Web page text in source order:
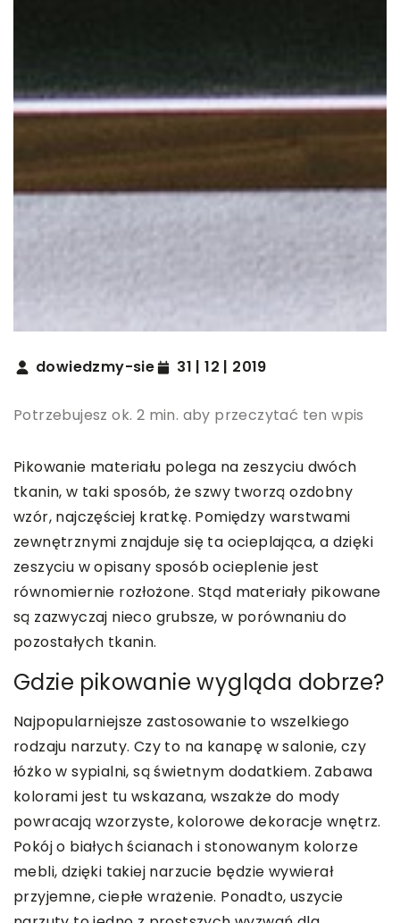
dowiedzmy-sie 31 | 12 | 2019
Potrzebujesz ok. 2 min. aby przeczytać ten wpis
Pikowanie materiału polega na zeszyciu dwóch
tkanin, w taki sposób, że szwy tworzą ozdobny
wzór, najczęściej kratkę. Pomiędzy warstwami
zewnętrznymi znajduje się ta ocieplająca, a dzięki
zeszyciu w opisany sposób ocieplenie jest
równomiernie rozłożone. Stąd materiały pikowane
są zazwyczaj nieco grubsze, w porównaniu do
pozostałych tkanin.
Gdzie pikowanie wygląda dobrze?
Najpopularniejsze zastosowanie to wszelkiego
rodzaju narzuty. Czy to na kanapę w salonie, czy
łóżko w sypialni, są świetnym dodatkiem. Zabawa
kolorami jest tu wskazana, wszakże do mody
powracają wzorzyste, kolorowe dekoracje wnętrz.
Pokój o białych ścianach i stonowanym kolorze
mebli, dzięki takiej narzucie będzie wywierał
przyjemne, ciepłe wrażenie. Ponadto, uszycie